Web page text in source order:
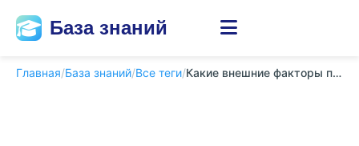
База знаний
Главная/База знаний/Все теги/ Какие внешние факторы предрасполагают к развити...